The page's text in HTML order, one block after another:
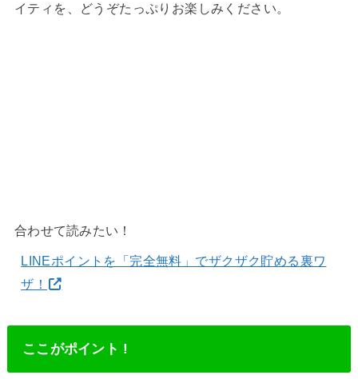
イティを、どうぞたっぷりお楽しみください。
合わせて読みたい！
LINEポイントを「完全無料」でザクザク貯める裏ワ
ザ！
ここがポイント !